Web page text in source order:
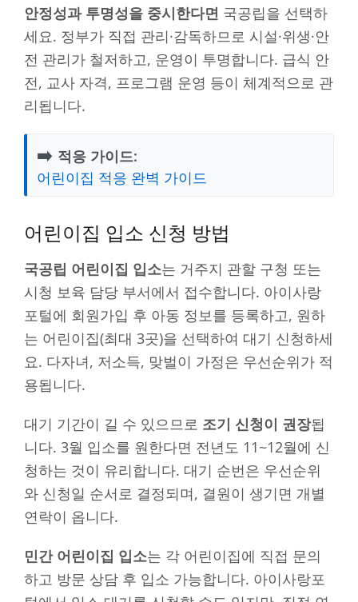
안정성과 투명성을 중시한다면 국공립을 선택하
세요. 정부가 직접 관리·감독하므로 시설·위생·안
전 관리가 철저하고, 운영이 투명합니다. 급식 안
전, 교사 자격, 프로그램 운영 등이 체계적으로 관
리됩니다.
➡️ 적응 가이드:
어린이집 적응 완벽 가이드
어린이집 입소 신청 방법
국공립 어린이집 입소는 거주지 관할 구청 또는
시청 보육 담당 부서에서 접수합니다. 아이사랑
포털에 회원가입 후 아동 정보를 등록하고, 원하
는 어린이집(최대 3곳)을 선택하여 대기 신청하세
요. 다자녀, 저소득, 맞벌이 가정은 우선순위가 적
용됩니다.
대기 기간이 길 수 있으므로 조기 신청이 권장됩
니다. 3월 입소를 원한다면 전년도 11~12월에 신
청하는 것이 유리합니다. 대기 순번은 우선순위
와 신청일 순서로 결정되며, 결원이 생기면 개별
연락이 옵니다.
민간 어린이집 입소는 각 어린이집에 직접 문의
하고 방문 상담 후 입소 가능합니다. 아이사랑포